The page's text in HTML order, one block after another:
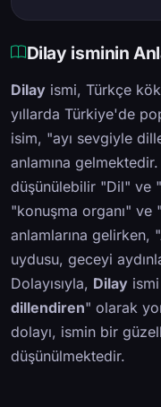
Dilay isminin
Dilay ismi, Türkçe
yıllarda Türkiye'de
isim, "ayı sevgiyle
anlamına
düşünülebilir "Dil" ve
"konuşma organı"
anlamlarına gelirken,
uydusu, geceyi
Dolayısıyla, Dilay
dillendiren" olarak
dolayı, ismin bir
düşünülmektedir.